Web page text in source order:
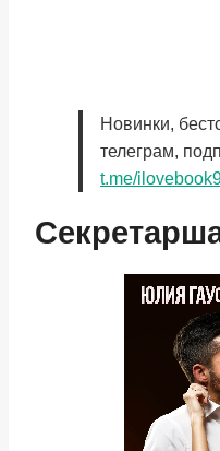
Новинки,
телеграм,
t.me/